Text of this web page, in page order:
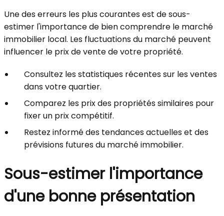
Une des erreurs les plus courantes est de sous-
estimer l'importance de bien comprendre le marché
immobilier local. Les fluctuations du marché peuvent
influencer le prix de vente de votre propriété.
Consultez les statistiques récentes sur les ventes
dans votre quartier.
Comparez les prix des propriétés similaires pour
fixer un prix compétitif.
Restez informé des tendances actuelles et des
prévisions futures du marché immobilier.
Sous-estimer l'importance
d'une bonne présentation